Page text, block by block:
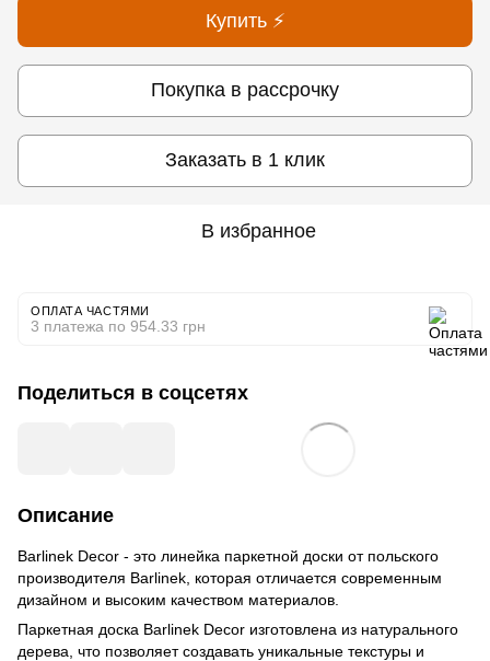
Купить ⚡
Покупка в рассрочку
Заказать в 1 клик
В избранное
ОПЛАТА ЧАСТЯМИ
3 платежа по 954.33 грн
Поделиться в соцсетях
Описание
Barlinek Decor - это линейка паркетной доски от польского
производителя Barlinek, которая отличается современным
дизайном и высоким качеством материалов.
Паркетная доска Barlinek Decor изготовлена из натурального
дерева, что позволяет создавать уникальные текстуры и